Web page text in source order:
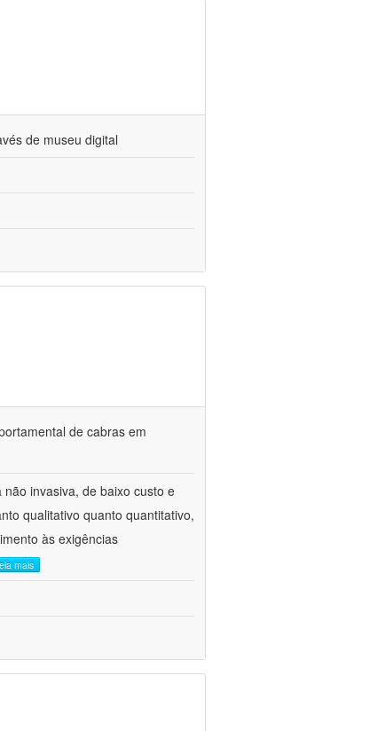
de museu digital
de cabras em
invasiva, de baixo custo e
qualitativo quanto quantitativo,
às exigências
mais